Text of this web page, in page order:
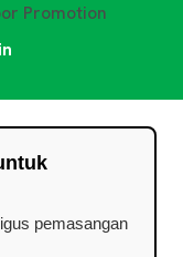
Promotion
pemasangan